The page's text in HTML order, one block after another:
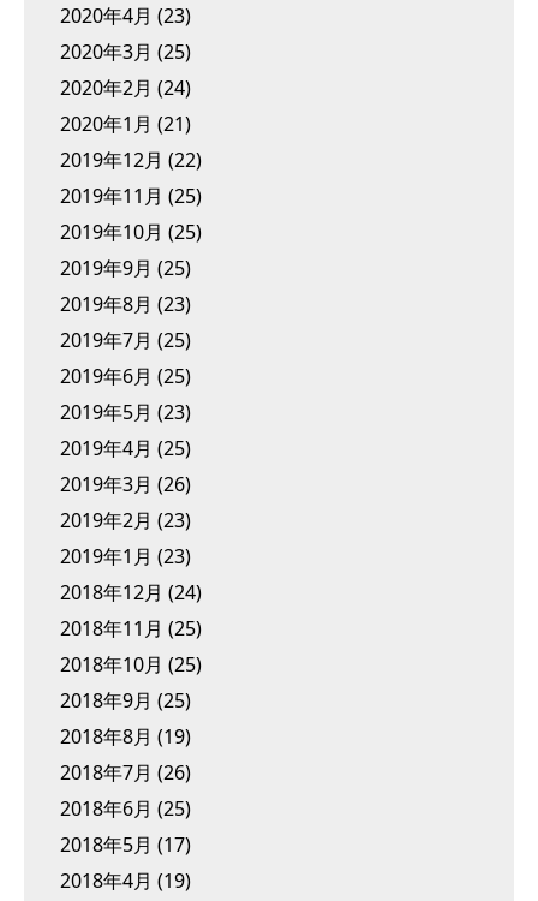
2020年4月 (23)
2020年3月 (25)
2020年2月 (24)
2020年1月 (21)
2019年12月 (22)
2019年11月 (25)
2019年10月 (25)
2019年9月 (25)
2019年8月 (23)
2019年7月 (25)
2019年6月 (25)
2019年5月 (23)
2019年4月 (25)
2019年3月 (26)
2019年2月 (23)
2019年1月 (23)
2018年12月 (24)
2018年11月 (25)
2018年10月 (25)
2018年9月 (25)
2018年8月 (19)
2018年7月 (26)
2018年6月 (25)
2018年5月 (17)
2018年4月 (19)